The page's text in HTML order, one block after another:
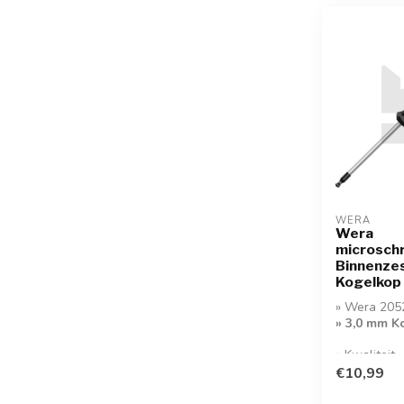
WERA
Wera
» Wera
» 3,0 mm
» Kwaliteit
€10,99